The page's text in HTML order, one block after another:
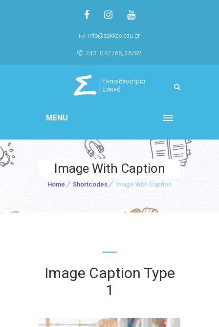
info@sakkas.edu.gr
24310 42766, 26782
MENU
Image With Caption
Home Shortcodes Image With Caption
Image Caption Type
1